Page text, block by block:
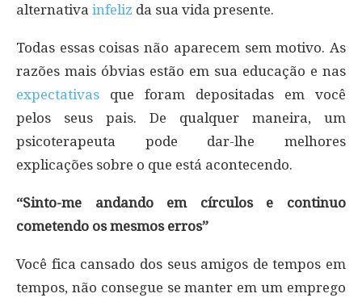
alternativa infeliz da sua vida presente.
Todas essas coisas não aparecem sem motivo. As
razões mais óbvias estão em sua educação e nas
expectativas que foram depositadas em você
pelos seus pais. De qualquer maneira, um
psicoterapeuta pode dar-lhe melhores
explicações sobre o que está acontecendo.
“Sinto-me andando em círculos e continuo
cometendo os mesmos erros”
Você fica cansado dos seus amigos de tempos em
tempos, não consegue se manter em um emprego